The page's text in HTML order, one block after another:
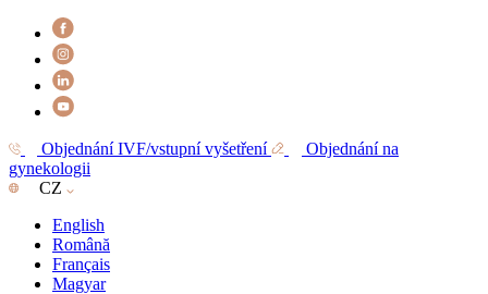
Objednání IVF/vstupní vyšetření
Objednání na
gynekologii
CZ
English
Română
Français
Magyar